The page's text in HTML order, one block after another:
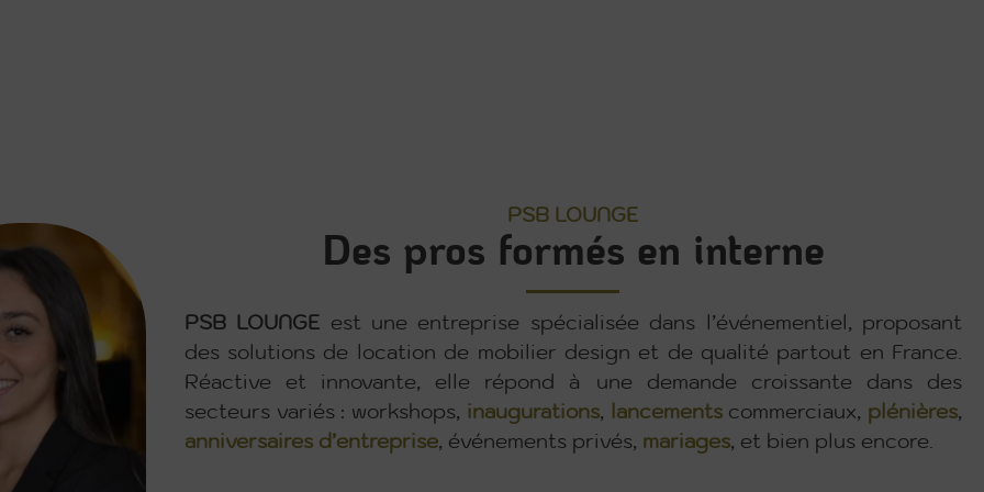
PSB LOUNGE
Des pros formés en interne
PSB LOUNGE est une entreprise spécialisée dans l’événementiel, proposant
des solutions de location de mobilier design et de qualité partout en France.
Réactive et innovante, elle répond à une demande croissante dans des
secteurs variés : workshops, inaugurations, lancements commerciaux, plénières,
anniversaires d’entreprise, événements privés, mariages, et bien plus encore.